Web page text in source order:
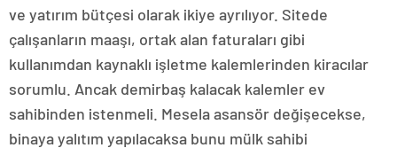
ve yatırım bütçesi olarak ikiye ayrılıyor. Sitede
çalışanların maaşı, ortak alan faturaları gibi
kullanımdan kaynaklı işletme kalemlerinden kiracılar
sorumlu. Ancak demirbaş kalacak kalemler ev
sahibinden istenmeli. Mesela asansör değişecekse,
binaya yalıtım yapılacaksa bunu mülk sahibi